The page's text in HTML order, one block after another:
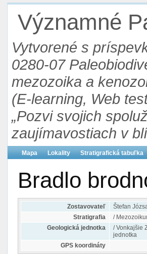
Významné
Vytvorené s
0280-07
mezozoika a
(E-learning, Web
„Pozvi svojich
zaujímavostiach v
Mapa Lokality Stratigrafická tabuľka
Bradlo
Zostavovateľ
Štefan
Stratigrafia
/
Geologická jednotka
/ Vonkajšie
jednotka
GPS koordináty